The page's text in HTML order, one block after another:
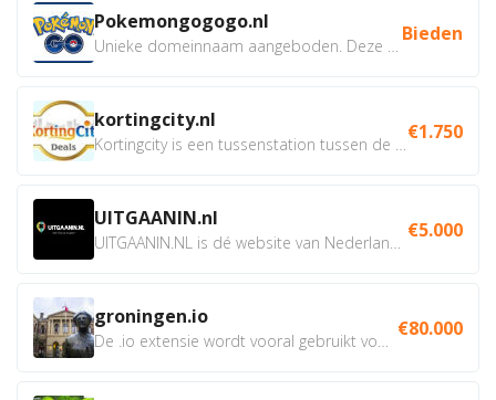
Pokemongogogo.nl Bieden
kortingcity.nl €1.750
UITGAANIN.nl €5.000
groningen.io €80.000